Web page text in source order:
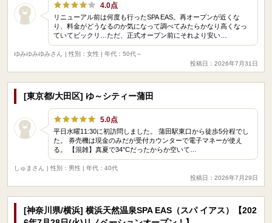
4.0点
リニューアル前は何度も行ったSPA EAS。再オープンが近くな
り、料金がどうなるのか気になって調べてみたらかなり高くなっ
ていてビックリ…ただ、正式オープン前にそれより安い…
ゆみゆみゆみさん
| 性別：女性 | 年代：50代～
投稿日：2026年7月31日
[東京都/大田区] ゆ～シティー蒲田
5.0点
平日水曜11:30に初訪問しました。 蒲田駅東口から徒歩5分程でし
た。 券売機は現金のみだが受付カウンターで電子マネーが使え
る。 【混雑】真夏で34°Cだったからか空いて…
しゅまさん
| 性別：男性 | 年代：40代
投稿日：2026年7月29日
[神奈川県/横浜] 横浜天然温泉SPA EAS（スパ イアス）【202